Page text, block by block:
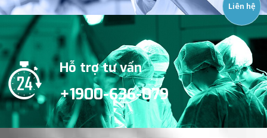
Hỗ trợ tư vấn
+1900-636-079
Liên hệ